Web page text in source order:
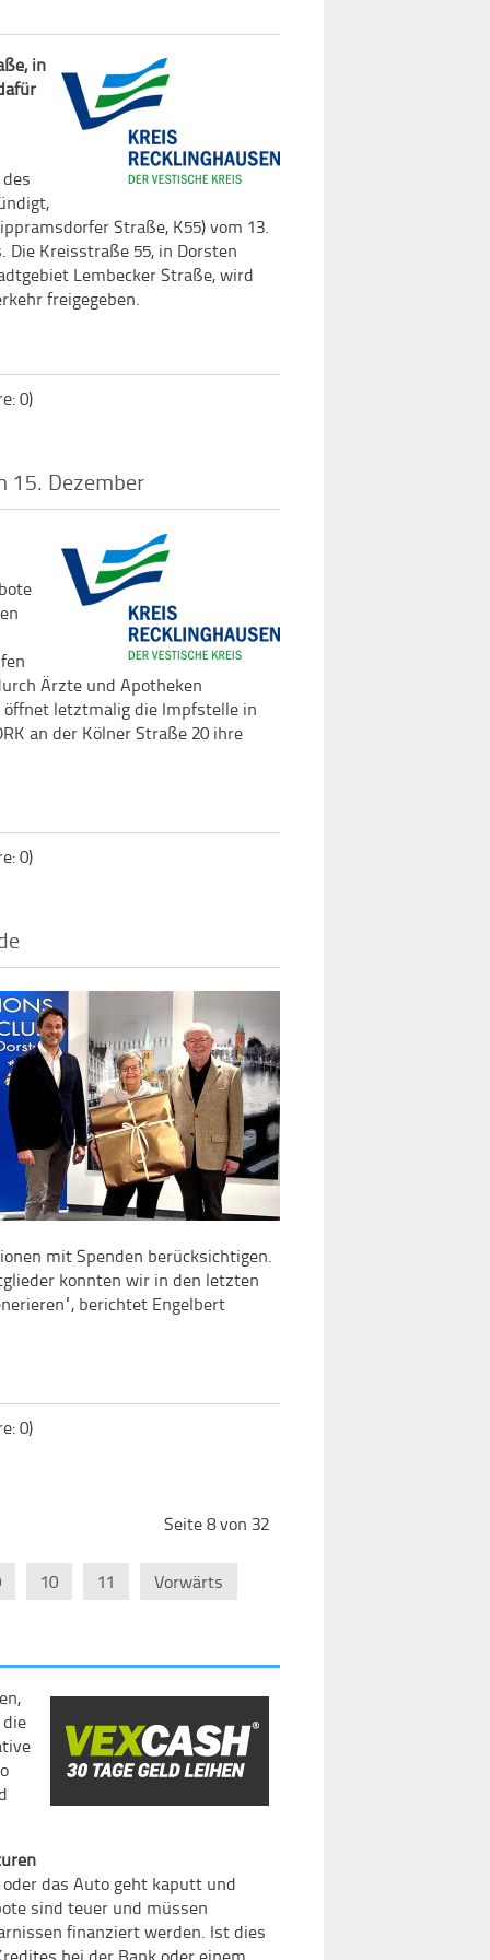
in
Straße, K55) vom 13.
Die Kreisstraße 55, in Dorsten
Lembecker Straße, wird
freigegeben.
0)
15. Dezember
Ärzte und Apotheken
öffnet letztmalig die Impfstelle in
an der Kölner Straße 20 ihre
0)
mit Spenden berücksichtigen.
konnten wir in den letzten
berichtet Engelbert
0)
Seite 8 von 32
10 11 Vorwärts
das Auto geht kaputt und
sind teuer und müssen
finanziert werden. Ist dies